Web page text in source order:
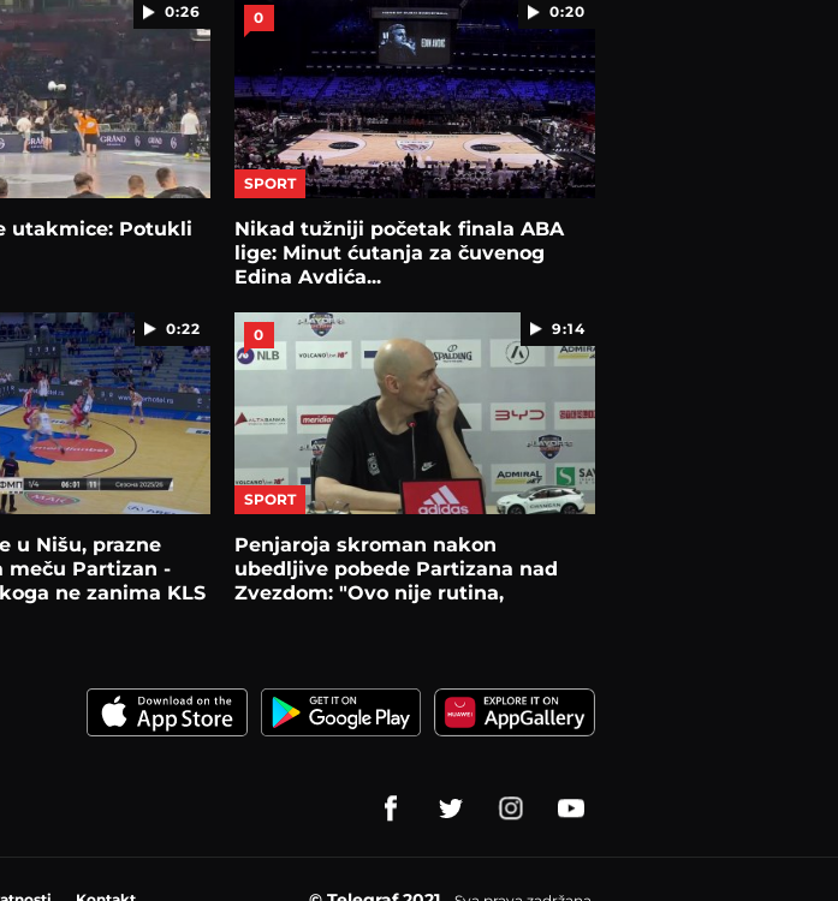
0:26
utakmice: Potukli
0:20
0
SPORT
Nikad tužniji početak finala ABA
lige: Minut ćutanja za čuvenog
Edina Avdića...
0:22
u Nišu, prazne
meču Partizan -
ne zanima KLS
9:14
0
SPORT
Penjaroja skroman nakon
ubedljive pobede Partizana nad
Zvezdom: "Ovo nije rutina,